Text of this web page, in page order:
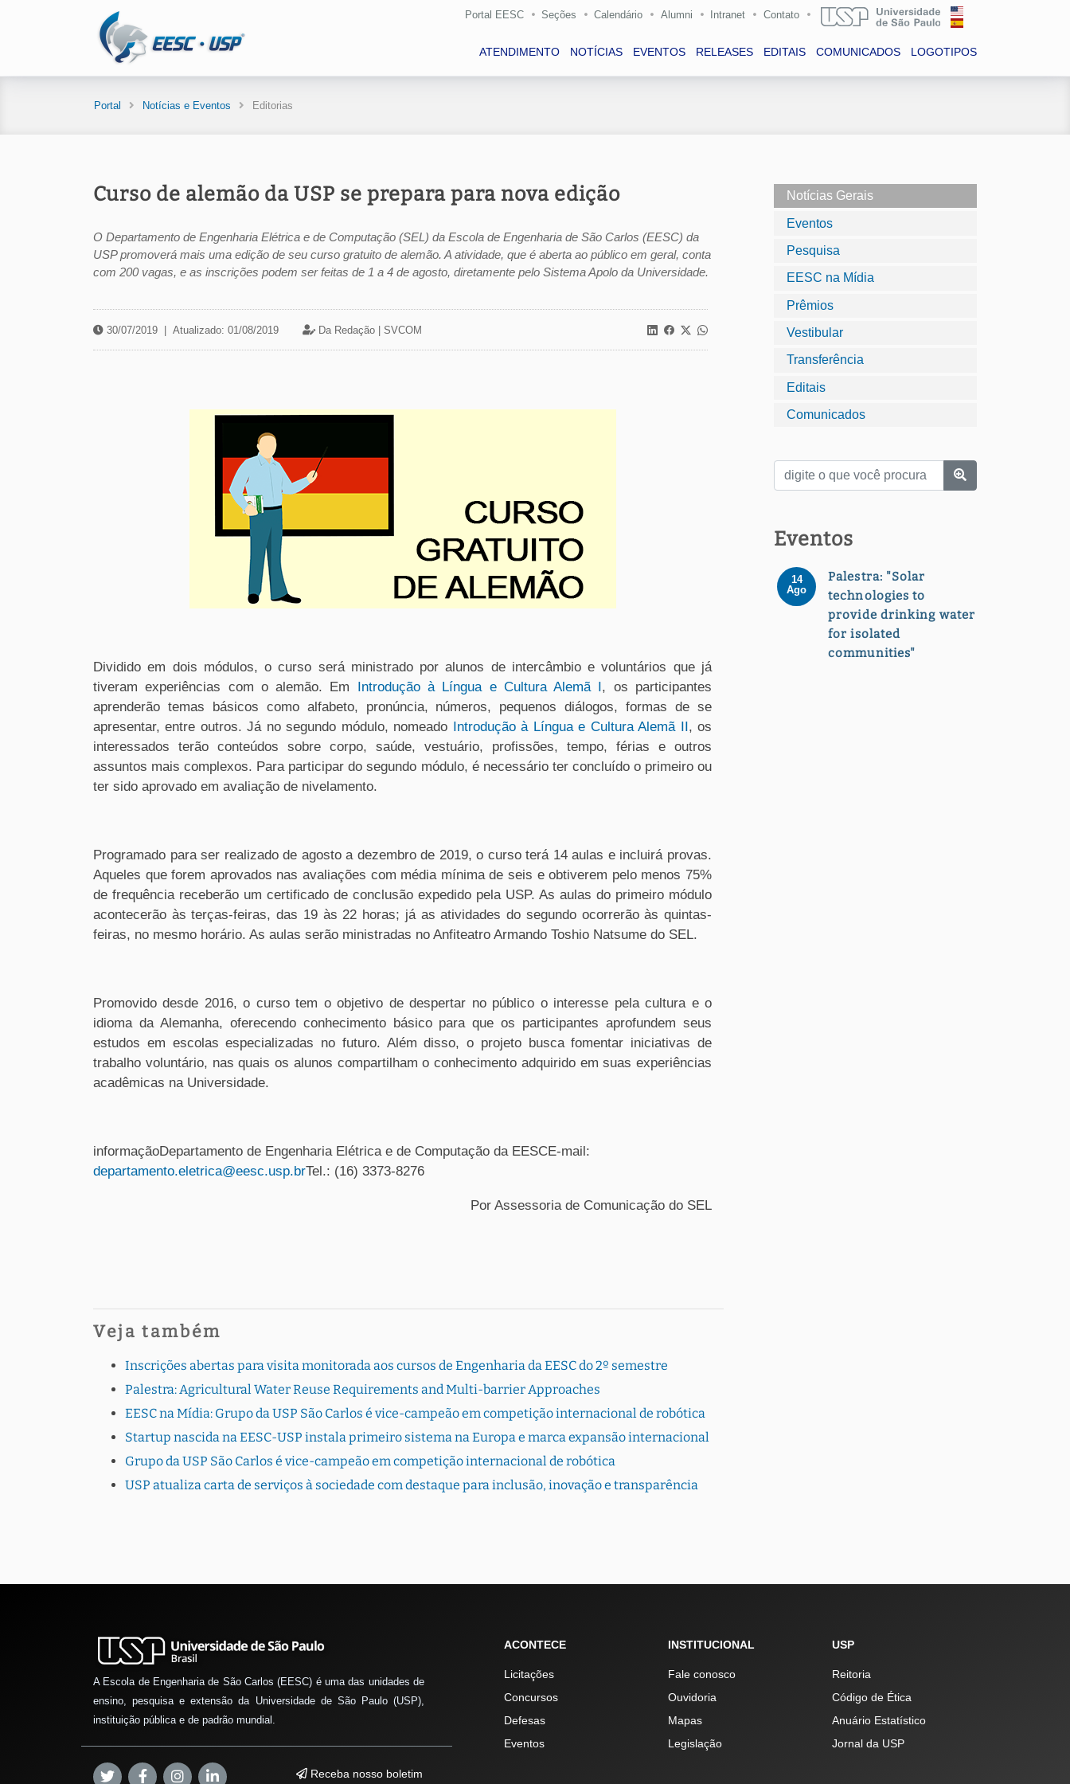
Portal EESC Seções Calendário Alumni Intranet Contato
ATENDIMENTO NOTÍCIAS EVENTOS RELEASES EDITAIS COMUNICADOS LOGOTIPOS
Portal Notícias e Eventos Editorias
Curso de alemão da USP se prepara para nova edição
O Departamento de Engenharia Elétrica e de Computação (SEL) da Escola de Engenharia de São Carlos (EESC) da
USP promoverá mais uma edição de seu curso gratuito de alemão. A atividade, que é aberta ao público em geral, conta
com 200 vagas, e as inscrições podem ser feitas de 1 a 4 de agosto, diretamente pelo Sistema Apolo da Universidade.
30/07/2019 Atualizado: 01/08/2019 Da Redação | SVCOM
Dividido em dois módulos, o curso será ministrado por alunos de intercâmbio e voluntários que já
tiveram experiências com o alemão. Em Introdução à Língua e Cultura Alemã I, os participantes
aprenderão temas básicos como alfabeto, pronúncia, números, pequenos diálogos, formas de se
apresentar, entre outros. Já no segundo módulo, nomeado Introdução à Língua e Cultura Alemã II, os
interessados terão conteúdos sobre corpo, saúde, vestuário, profissões, tempo, férias e outros
assuntos mais complexos. Para participar do segundo módulo, é necessário ter concluído o primeiro ou
ter sido aprovado em avaliação de nivelamento.
Programado para ser realizado de agosto a dezembro de 2019, o curso terá 14 aulas e incluirá provas.
Aqueles que forem aprovados nas avaliações com média mínima de seis e obtiverem pelo menos 75%
de frequência receberão um certificado de conclusão expedido pela USP. As aulas do primeiro módulo
acontecerão às terças-feiras, das 19 às 22 horas; já as atividades do segundo ocorrerão às quintas-
feiras, no mesmo horário. As aulas serão ministradas no Anfiteatro Armando Toshio Natsume do SEL.
Promovido desde 2016, o curso tem o objetivo de despertar no público o interesse pela cultura e o
idioma da Alemanha, oferecendo conhecimento básico para que os participantes aprofundem seus
estudos em escolas especializadas no futuro. Além disso, o projeto busca fomentar iniciativas de
trabalho voluntário, nas quais os alunos compartilham o conhecimento adquirido em suas experiências
acadêmicas na Universidade.
informaçãoDepartamento de Engenharia Elétrica e de Computação da EESCE-mail:
departamento.eletrica@eesc.usp.brTel.: (16) 3373-8276
Por Assessoria de Comunicação do SEL
Veja também
Inscrições abertas para visita monitorada aos cursos de Engenharia da EESC do 2º semestre
Palestra: Agricultural Water Reuse Requirements and Multi-barrier Approaches
EESC na Mídia: Grupo da USP São Carlos é vice-campeão em competição internacional de robótica
Startup nascida na EESC-USP instala primeiro sistema na Europa e marca expansão internacional
Grupo da USP São Carlos é vice-campeão em competição internacional de robótica
USP atualiza carta de serviços à sociedade com destaque para inclusão, inovação e transparência
Notícias Gerais
Eventos
Pesquisa
EESC na Mídia
Prêmios
Vestibular
Transferência
Editais
Comunicados
Eventos
14
Ago
Palestra: "Solar
technologies to
provide drinking water
for isolated
communities"
A Escola de Engenharia de São Carlos (EESC) é uma das unidades de
ensino, pesquisa e extensão da Universidade de São Paulo (USP),
instituição pública e de padrão mundial.
Receba nosso boletim
ACONTECE
Licitações
Concursos
Defesas
Eventos
INSTITUCIONAL
Fale conosco
Ouvidoria
Mapas
Legislação
USP
Reitoria
Código de Ética
Anuário Estatístico
Jornal da USP